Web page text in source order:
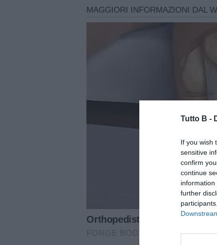
Tutto B -
If you wish
sensitive
confirm
continue
further